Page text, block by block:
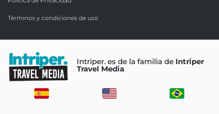
Términos y condiciones de uso
Intriper. es de la familia de Intriper
Travel Media